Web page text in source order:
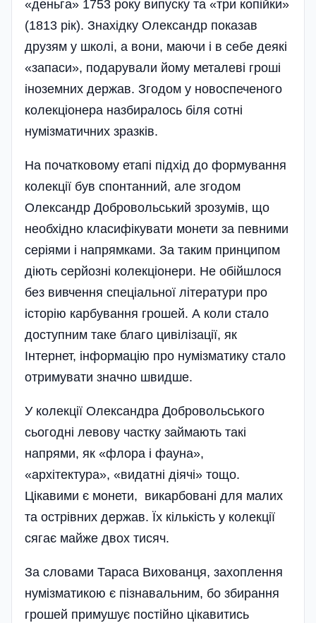
«деньга» 1753 року випуску та «три копійки»
(1813 рік). Знахідку Олександр показав
друзям у школі, а вони, маючи і в себе деякі
«запаси», подарували йому металеві гроші
іноземних держав. Згодом у новоспеченого
колекціонера назбиралось біля сотні
нумізматичних зразків.
На початковому етапі підхід до формування
колекції був спонтанний, але згодом
Олександр Добровольський зрозумів, що
необхідно класифікувати монети за певними
серіями і напрямками. За таким принципом
діють серйозні колекціонери. Не обійшлося
без вивчення спеціальної літератури про
історію карбування грошей. А коли стало
доступним таке благо цивілізації, як
Інтернет, інформацію про нумізматику стало
отримувати значно швидше.
У колекції Олександра Добровольського
сьогодні левову частку займають такі
напрями, як «флора і фауна»,
«архітектура», «видатні діячі» тощо.
Цікавими є монети, викарбовані для малих
та острівних держав. Їх кількість у колекції
сягає майже двох тисяч.
За словами Тараса Вихованця, захоплення
нумізматикою є пізнавальним, бо збирання
грошей примушує постійно цікавитись